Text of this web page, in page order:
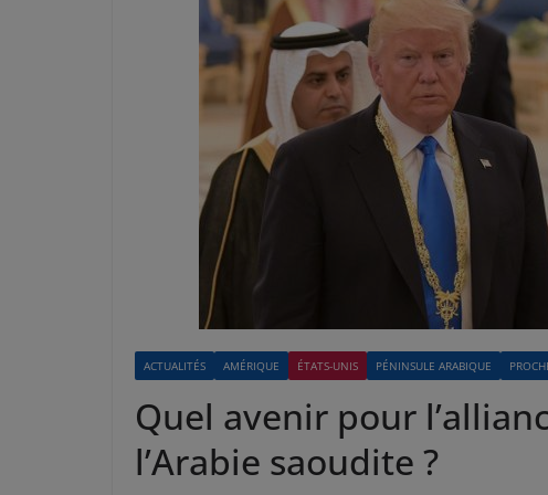
ACTUALITÉS AMÉRIQUE ÉTATS-UNIS PÉNINSULE ARABIQUE
Quel avenir pour
l’Arabie saoudite ?